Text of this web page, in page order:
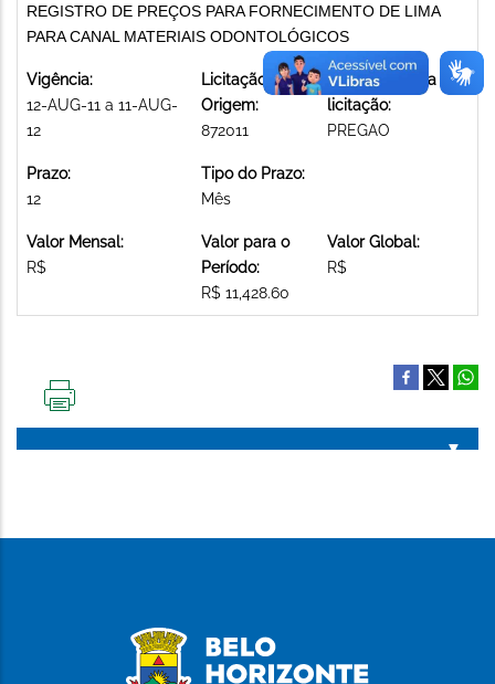
REGISTRO DE PREÇOS PARA FORNECIMENTO DE LIMA
PARA CANAL MATERIAIS ODONTOLÓGICOS
Vigência:
12-AUG-11 a 11-AUG-
12
Licitação de
Origem:
872011
Modalidade da
licitação:
PREGAO
Prazo:
12
Tipo do Prazo:
Mês
Valor Mensal:
R$
Valor para o
Período:
R$ 11,428.60
Valor Global:
R$
PÁGINA